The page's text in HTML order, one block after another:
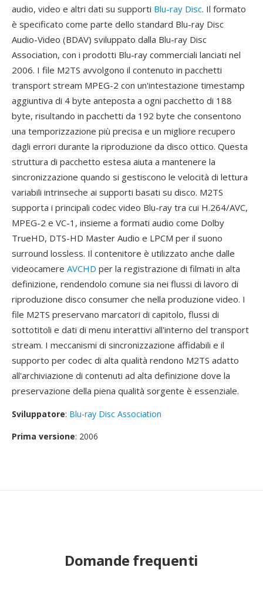
audio, video e altri dati su supporti Blu-ray Disc. Il formato
è specificato come parte dello standard Blu-ray Disc
Audio-Video (BDAV) sviluppato dalla Blu-ray Disc
Association, con i prodotti Blu-ray commerciali lanciati nel
2006. I file M2TS avvolgono il contenuto in pacchetti
transport stream MPEG-2 con un'intestazione timestamp
aggiuntiva di 4 byte anteposta a ogni pacchetto di 188
byte, risultando in pacchetti da 192 byte che consentono
una temporizzazione più precisa e un migliore recupero
dagli errori durante la riproduzione da disco ottico. Questa
struttura di pacchetto estesa aiuta a mantenere la
sincronizzazione quando si gestiscono le velocità di lettura
variabili intrinseche ai supporti basati su disco. M2TS
supporta i principali codec video Blu-ray tra cui H.264/AVC,
MPEG-2 e VC-1, insieme a formati audio come Dolby
TrueHD, DTS-HD Master Audio e LPCM per il suono
surround lossless. Il contenitore è utilizzato anche dalle
videocamere AVCHD per la registrazione di filmati in alta
definizione, rendendolo comune sia nei flussi di lavoro di
riproduzione disco consumer che nella produzione video. I
file M2TS preservano marcatori di capitolo, flussi di
sottotitoli e dati di menu interattivi all'interno del transport
stream. I meccanismi di sincronizzazione affidabili e il
supporto per codec di alta qualità rendono M2TS adatto
all'archiviazione di contenuti ad alta definizione dove la
preservazione della piena qualità sorgente è essenziale.
Sviluppatore: Blu-ray Disc Association
Prima versione: 2006
Domande frequenti